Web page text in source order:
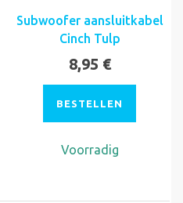
Subwoofer aansluitkabel
Cinch Tulp
8,95 €
BESTELLEN
Voorradig